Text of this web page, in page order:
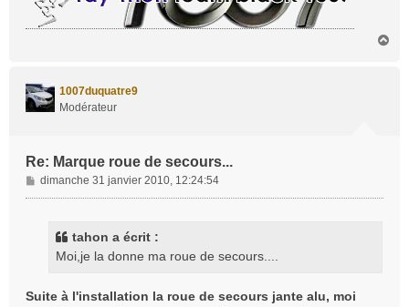
1007duquatre9
Modérateur
Re: Marque roue de secours...
M
e
dimanche 31 janvier 2010, 12:24:54
tahon a écrit :
Moi,je la donne ma roue de secours....
Suite à l'installation la roue de secours jante alu, moi